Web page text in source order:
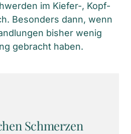
im Kiefer-, Kopf-
Besonders dann, wenn
bisher wenig
gebracht haben.
Schmerzen